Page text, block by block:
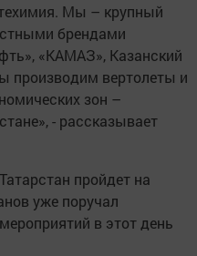
Мы – крупный
брендами
«КАМАЗ», Казанский
производим вертолеты и
зон –
- рассказывает
пройдет на
уже поручал
в этот день